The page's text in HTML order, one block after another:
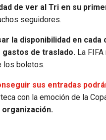
de ver al Tri en su
seguidores.
la disponibilidad en
de traslado. La
los boletos.
sus entradas
con la emoción de la